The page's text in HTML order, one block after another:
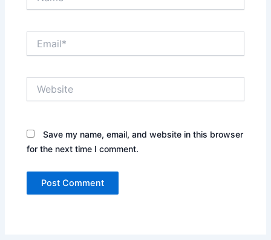
Save my name, email, and website in this browser
for the next time I comment.